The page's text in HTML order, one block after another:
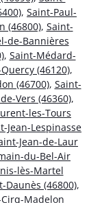
, Saint-Paul-
(46800), Saint-
de-Bannières
, Saint-Médard-
(46120),
(46700), Saint-
Vers (46360),
les-Tours
Jean-Lespinasse
Jean-de-Laur
du-Bel-Air
lès-Martel
Daunès (46800),
Madelon